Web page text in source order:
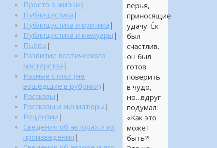
перья,
приносящие
удачу. Ёк
был
счастлив,
он был
готов
поверить
в чудо,
но…вдруг
подумал:
«Как это
может
быть?!
Просто о жизни |
Публицистика |
Публицистика и критика |
Публицистика и мемуары |
Пьесы |
Развитие поэтического
мастерства |
Разные стихи (не
вошедшие в рубрики) |
Рассказы |
Рассказы и миниатюры |
Рецензии |
Сведения об авторах и их
произведения |